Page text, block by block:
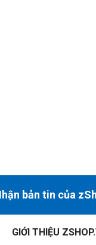
bản tin của
GIỚI THIỆU